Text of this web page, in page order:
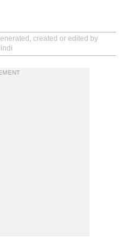
created or edited by